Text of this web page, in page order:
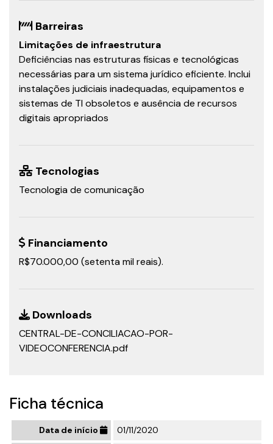
Barreiras
Limitações de infraestrutura
Deficiências nas estruturas físicas e tecnológicas
necessárias para um sistema jurídico eficiente. Inclui
instalações judiciais inadequadas, equipamentos e
sistemas de TI obsoletos e ausência de recursos
digitais apropriados
Tecnologias
Tecnologia de comunicação
Financiamento
R$70.000,00 (setenta mil reais).
Downloads
CENTRAL-DE-CONCILIACAO-POR-
VIDEOCONFERENCIA.pdf
Ficha técnica
Data de início 01/11/2020